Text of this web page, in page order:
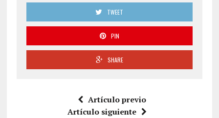
TWEET
PIN
SHARE
Artículo previo
Artículo siguiente